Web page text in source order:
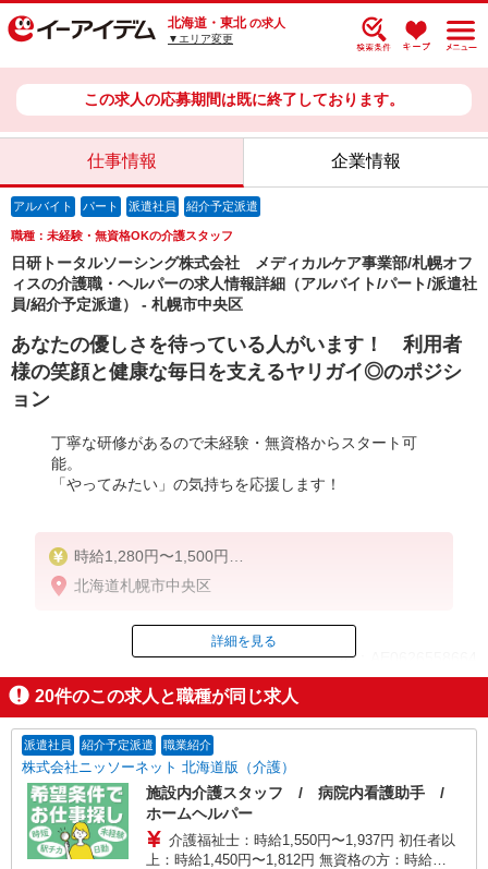
北海道・東北 の求人
▼エリア変更
この求人の応募期間は既に終了しております。
仕事情報 企業情報
アルバイト パート 派遣社員 紹介予定派遣
職種：未経験・無資格OKの介護スタッフ
日研トータルソーシング株式会社 メディカルケア事業部/札幌オフ
ィスの介護職・ヘルパーの求人情報詳細（アルバイト/パート/派遣社
員/紹介予定派遣） - 札幌市中央区
あなたの優しさを待っている人がいます！ 利用者
様の笑顔と健康な毎日を支えるヤリガイ◎のポジシ
ョン
丁寧な研修があるので未経験・無資格からスタート可
能。
「やってみたい」の気持ちを応援します！
時給1,280円〜1,500円
★週払いOK（規定あり）
北海道札幌市中央区
ID：AE0626558664
掲載期間終了
詳細を見る
20件のこの求人と職種が同じ求人
派遣社員 紹介予定派遣 職業紹介
株式会社ニッソーネット 北海道版（介護）
施設内介護スタッフ / 病院内看護助手 /
ホームヘルパー
介護福祉士：時給1,550円〜1,937円 初任者以
上：時給1,450円〜1,812円 無資格の方：時給